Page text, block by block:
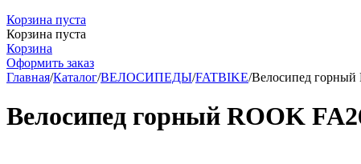
Корзина пуста
Корзина пуста
Корзина
Оформить заказ
Главная/Каталог/ВЕЛОСИПЕДЫ/FATBIKE/Велосипед горный
Велосипед горный ROOK